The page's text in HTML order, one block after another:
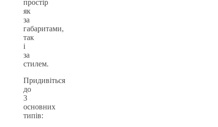
простір
як
за
габаритами,
так
і
за
стилем.
Придивіться
до
3
основних
типів: